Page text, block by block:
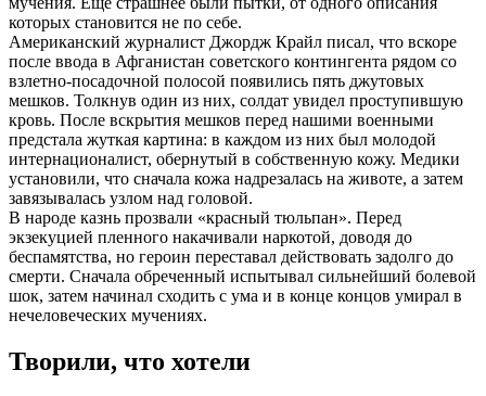
которых становится не по себе.
Американский журналист Джордж Крайл писал, что вскоре
после ввода в Афганистан советского контингента рядом со
взлетно-посадочной полосой появились пять джутовых
мешков. Толкнув один из них, солдат увидел проступившую
кровь. После вскрытия мешков перед нашими военными
предстала жуткая картина: в каждом из них был молодой
интернационалист, обернутый в собственную кожу. Медики
установили, что сначала кожа надрезалась на животе, а затем
завязывалась узлом над головой.
В народе казнь прозвали «красный тюльпан». Перед
экзекуцией пленного накачивали наркотой, доводя до
беспамятства, но героин переставал действовать задолго до
смерти. Сначала обреченный испытывал сильнейший болевой
шок, затем начинал сходить с ума и в конце концов умирал в
нечеловеческих мучениях.
Творили, что хотели